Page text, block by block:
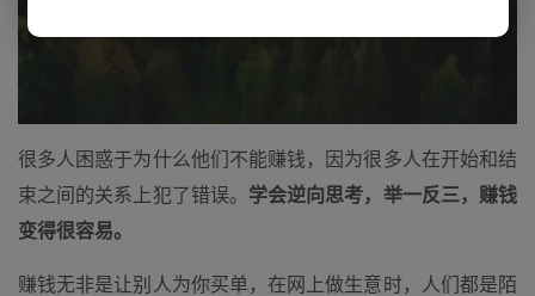
很多人困惑于为什么他们不能赚钱，因为很多人在开始和结
束之间的关系上犯了错误。 学会逆向思考，举一反三，赚钱
变得很容易。
赚钱无非是让别人为你买单，在网上做生意时，人们都是陌